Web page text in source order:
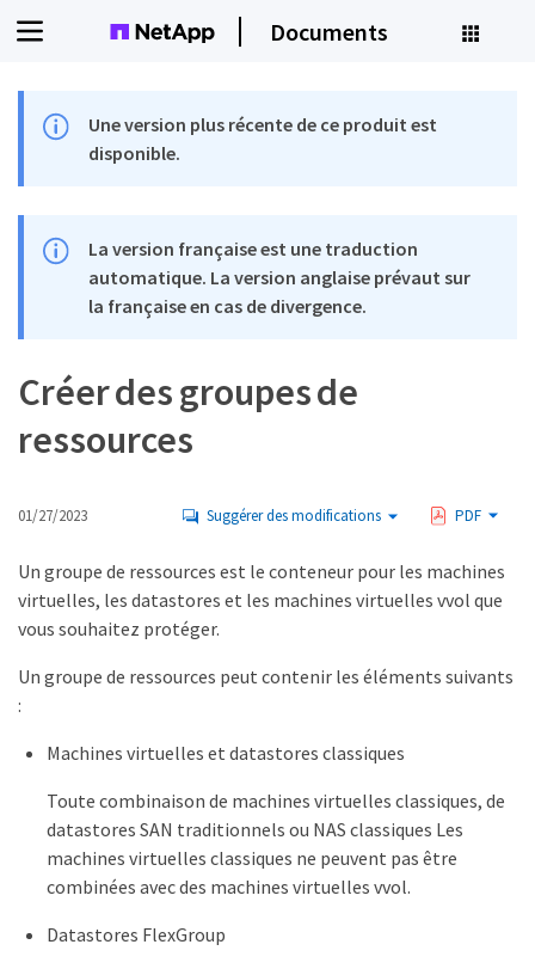
Documents
Une version plus récente de ce produit est
disponible.
La version française est une traduction
automatique. La version anglaise prévaut sur
la française en cas de divergence.
Créer des groupes de
ressources
01/27/2023 Suggérer des modifications PDF
Un groupe de ressources est le conteneur pour les machines
virtuelles, les datastores et les machines virtuelles vvol que
vous souhaitez protéger.
Un groupe de ressources peut contenir les éléments suivants
:
Machines virtuelles et datastores classiques
Toute combinaison de machines virtuelles classiques, de
datastores SAN traditionnels ou NAS classiques Les
machines virtuelles classiques ne peuvent pas être
combinées avec des machines virtuelles vvol.
Datastores FlexGroup